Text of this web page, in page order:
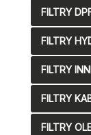
FILTRY
FILTRY
FILTRY
FILTRY
FILTRY